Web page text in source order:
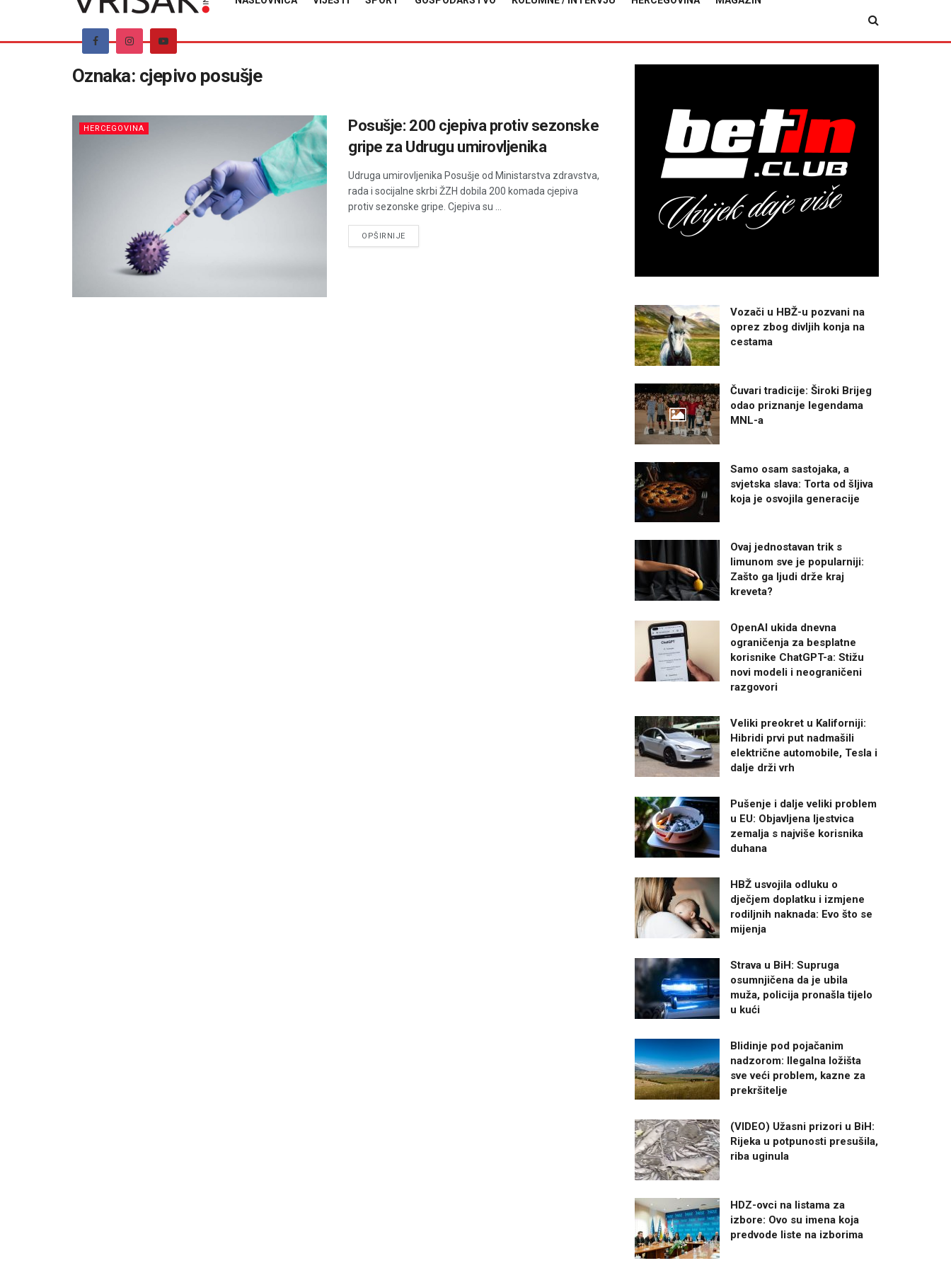
Oznaka: cjepivo posušje
HERCEGOVINA
Posušje: 200 cjepiva protiv sezonske
gripe za Udrugu umirovljenika
Udruga umirovljenika Posušje od Ministarstva zdravstva,
rada i socijalne skrbi ŽZH dobila 200 komada cjepiva
protiv sezonske gripe. Cjepiva su ...
OPŠIRNIJEDETAILS
Vozači u HBŽ-u pozvani na
oprez zbog divljih konja na
cestama
Čuvari tradicije: Široki Brijeg
odao priznanje legendama
MNL-a
Samo osam sastojaka, a
svjetska slava: Torta od šljiva
koja je osvojila generacije
Ovaj jednostavan trik s
limunom sve je popularniji:
Zašto ga ljudi drže kraj
kreveta?
OpenAI ukida dnevna
ograničenja za besplatne
korisnike ChatGPT-a: Stižu
novi modeli i neograničeni
razgovori
Veliki preokret u Kaliforniji:
Hibridi prvi put nadmašili
električne automobile, Tesla i
dalje drži vrh
Pušenje i dalje veliki problem
u EU: Objavljena ljestvica
zemalja s najviše korisnika
duhana
HBŽ usvojila odluku o
dječjem doplatku i izmjene
rodiljnih naknada: Evo što se
mijenja
Strava u BiH: Supruga
osumnjičena da je ubila
muža, policija pronašla tijelo
u kući
Blidinje pod pojačanim
nadzorom: Ilegalna ložišta
sve veći problem, kazne za
prekršitelje
(VIDEO) Užasni prizori u BiH:
Rijeka u potpunosti presušila,
riba uginula
HDZ-ovci na listama za
izbore: Ovo su imena koja
predvode liste na izborima